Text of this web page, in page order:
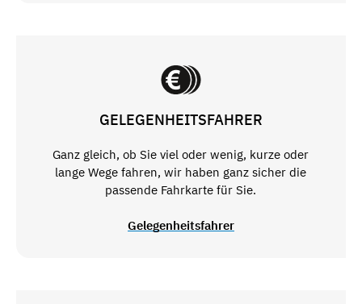
GELEGENHEITSFAHRER
Ganz gleich, ob Sie viel oder wenig, kurze oder
lange Wege fahren, wir haben ganz sicher die
passende Fahrkarte für Sie.
Gelegenheitsfahrer